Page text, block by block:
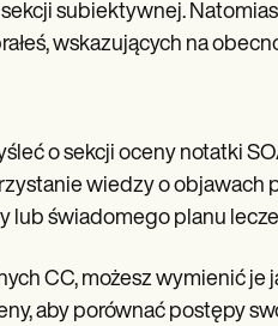
subiektywnej.
wskazujących na
o sekcji oceny notatki
wiedzy o objawach
lub świadomego planu
CC, możesz wymienić je
aby porównać postępy